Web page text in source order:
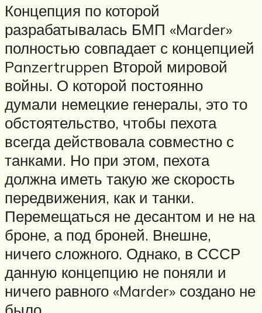
Концепция по которой
разрабатывалась БМП «Marder»
полностью совпадает с концепцией
Panzertruppen Второй мировой
войны. О которой постоянно
думали немецкие генералы, это то
обстоятельство, чтобы пехота
всегда действовала совместно с
танками. Но при этом, пехота
должна иметь такую же скорость
передвижения, как и танки.
Перемещаться не десантом и не на
броне, а под броней. Внешне,
ничего сложного. Однако, в СССР
данную концепцию не поняли и
ничего равного «Marder» создано не